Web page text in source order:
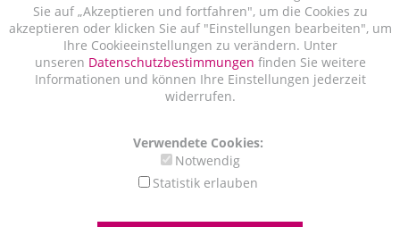
Sie auf „Akzeptieren und fortfahren", um die Cookies zu
akzeptieren oder klicken Sie auf "Einstellungen bearbeiten", um
Ihre Cookieeinstellungen zu verändern. Unter
unseren Datenschutzbestimmungen finden Sie weitere
Informationen und können Ihre Einstellungen jederzeit
widerrufen.
Verwendete Cookies:
Notwendig
Statistik erlauben